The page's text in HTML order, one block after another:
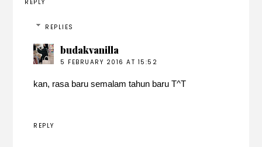
REPLY
REPLIES
budakvanilla
5 FEBRUARY 2016 AT 15:52
kan, rasa baru semalam tahun baru T^T
REPLY